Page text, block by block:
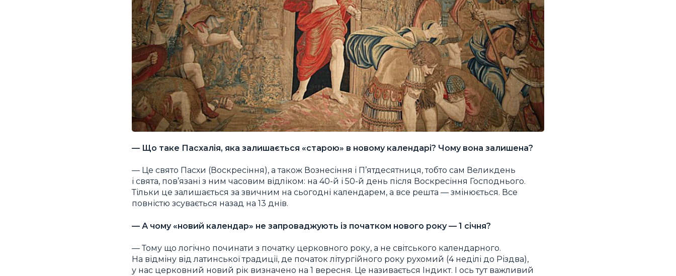
— Що таке Пасхалія, яка залишається «старою» в новому календарі? Чому вона залишена?
— Це свято Пасхи (Воскресіння), а також Вознесіння і П’ятдесятниця, тобто сам Великдень
і свята, пов’язані з ним часовим відліком: на 40-й і 50-й день після Воскресіння Господнього.
Тільки це залишається за звичним на сьогодні календарем, а все решта — змінюється. Все
повністю зсувається назад на 13 днів.
— А чому «новий календар» не запроваджують із початком нового року — 1 січня?
— Тому що логічно починати з початку церковного року, а не світського календарного.
На відміну від латинської традиції, де початок літургійного року рухомий (4 неділі до Різдва),
у нас церковний новий рік визначено на 1 вересня. Це називається Індикт. І ось тут важливий